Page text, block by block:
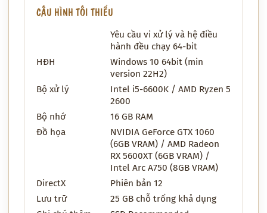
CẤU HÌNH TỐI THIỂU
Yêu cầu vi xử lý và hệ điều
hành đều chạy 64-bit
HĐH
Windows 10 64bit (min
version 22H2)
Bộ xử lý
Intel i5-6600K / AMD Ryzen 5
2600
Bộ nhớ
16 GB RAM
Đồ họa
NVIDIA GeForce GTX 1060
(6GB VRAM) / AMD Radeon
RX 5600XT (6GB VRAM) /
Intel Arc A750 (8GB VRAM)
DirectX
Phiên bản 12
Lưu trữ
25 GB chỗ trống khả dụng